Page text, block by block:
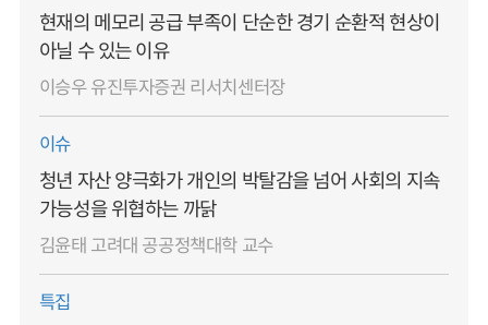
현재의 메모리 공급 부족이 단순한 경기 순환적 현상이
아닐 수 있는 이유
이승우 유진투자증권 리서치센터장
이슈
청년 자산 양극화가 개인의 박탈감을 넘어 사회의 지속
가능성을 위협하는 까닭
김윤태 고려대 공공정책대학 교수
특집